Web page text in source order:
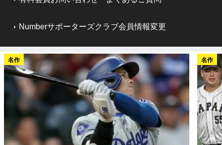
Numberサポーターズクラブ会員情報変更
名作 名作